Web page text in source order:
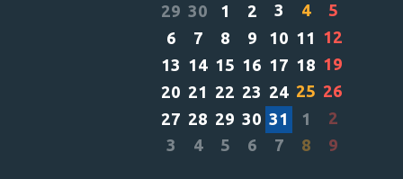
29 30 1 2 3 4
5
6
7 8 9 10 11 12
13 14 15 16 17 18 19
20 21 22 23 24 25 26
27 28 29 30 31 1
2
3
4 5 6 7 8 9